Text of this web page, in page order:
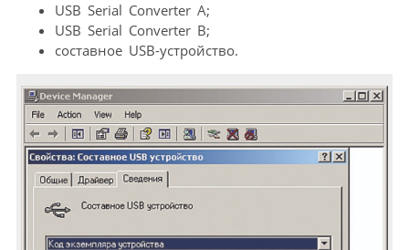
USB Serial Converter A;
USB Serial Converter B;
составное USB-устройство.